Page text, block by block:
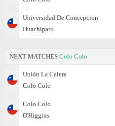
Universidad De Concepcion
Huachipato
NEXT MATCHES Colo Colo
Unión La Calera
Colo Colo
Colo Colo
O'Higgins